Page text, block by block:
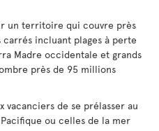
un territoire qui couvre près
incluant plages à perte
Madre occidentale et grands
près de 95 millions
vacanciers de se prélasser au
ou celles de la mer